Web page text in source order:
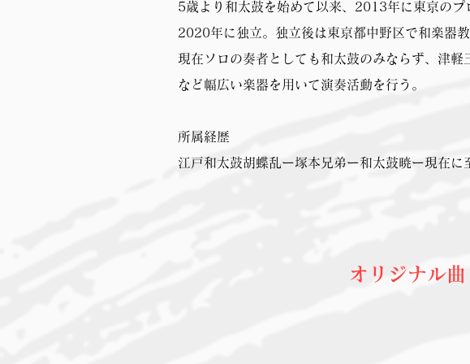
5歳より和太鼓を始めて以来、2013年に東京のプ
2020年に独立。独立後は東京都中野区で和楽器教
現在ソロの奏者としても和太鼓のみならず、津軽
など幅広い楽器を用いて演奏活動を行う。
所属経歴
江戸和太鼓胡蝶乱ー塚本兄弟ー和太鼓暁ー現在に
オリジナル